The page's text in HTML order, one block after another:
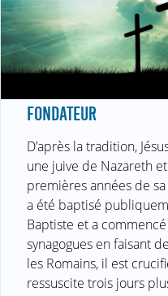
FONDATEUR
D’après la tradition,
une juive de Nazareth
premières années de
a été baptisé
Baptiste et a
synagogues en faisant
les Romains, il est
ressuscite trois jours